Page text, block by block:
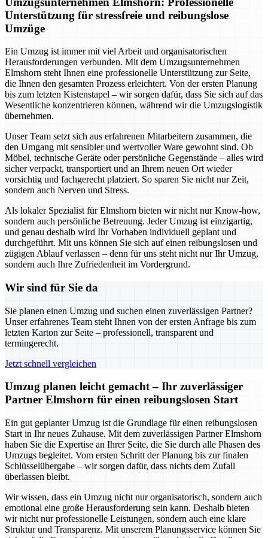
Unterstützung für stressfreie und reibungslose
Umzüge
Ein Umzug ist immer mit viel Arbeit und organisatorischen
Herausforderungen verbunden. Mit dem Umzugsunternehmen
Elmshorn steht Ihnen eine professionelle Unterstützung zur Seite,
die Ihnen den gesamten Prozess erleichtert. Von der ersten Planung
bis zum letzten Kistenstapel – wir sorgen dafür, dass Sie sich auf das
Wesentliche konzentrieren können, während wir die Umzugslogistik
übernehmen.
Unser Team setzt sich aus erfahrenen Mitarbeitern zusammen, die
den Umgang mit sensibler und wertvoller Ware gewohnt sind. Ob
Möbel, technische Geräte oder persönliche Gegenstände – alles wird
sicher verpackt, transportiert und an Ihrem neuen Ort wieder
vorsichtig und fachgerecht platziert. So sparen Sie nicht nur Zeit,
sondern auch Nerven und Stress.
Als lokaler Spezialist für Elmshorn bieten wir nicht nur Know-how,
sondern auch persönliche Betreuung. Jeder Umzug ist einzigartig,
und genau deshalb wird Ihr Vorhaben individuell geplant und
durchgeführt. Mit uns können Sie sich auf einen reibungslosen und
zügigen Ablauf verlassen – denn für uns steht nicht nur Ihr Umzug,
sondern auch Ihre Zufriedenheit im Vordergrund.
Wir sind für Sie da
Sie planen einen Umzug und suchen einen zuverlässigen Partner?
Unser erfahrenes Team steht Ihnen von der ersten Anfrage bis zum
letzten Karton zur Seite – professionell, transparent und
termingerecht.
Jetzt schnell vergleichen
Umzug planen leicht gemacht – Ihr zuverlässiger
Partner Elmshorn für einen reibungslosen Start
Ein gut geplanter Umzug ist die Grundlage für einen reibungslosen
Start in Ihr neues Zuhause. Mit dem zuverlässigen Partner Elmshorn
haben Sie die Expertise an Ihrer Seite, die Sie durch alle Phasen des
Umzugs begleitet. Vom ersten Schritt der Planung bis zur finalen
Schlüsselübergabe – wir sorgen dafür, dass nichts dem Zufall
überlassen bleibt.
Wir wissen, dass ein Umzug nicht nur organisatorisch, sondern auch
emotional eine große Herausforderung sein kann. Deshalb bieten
wir nicht nur professionelle Leistungen, sondern auch eine klare
Struktur und Transparenz. Mit unserem Planungsservice können Sie